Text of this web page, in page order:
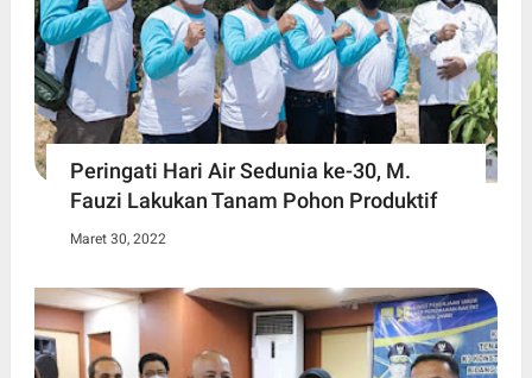
Peringati Hari Air Sedunia ke-30, M.
Fauzi Lakukan Tanam Pohon Produktif
Maret 30, 2022